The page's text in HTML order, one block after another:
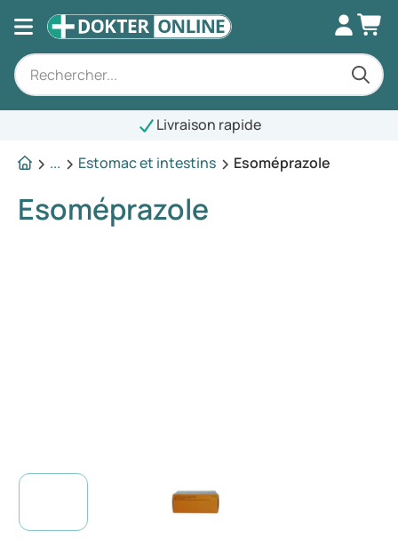
... Estomac et intestins Esoméprazole
Esoméprazole